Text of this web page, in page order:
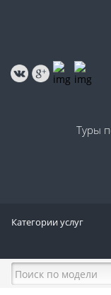
Туры
Категории услуг